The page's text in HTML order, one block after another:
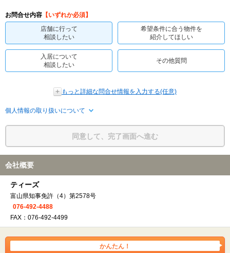
お問合せ内容 【いずれか必須】
店舗に行って
相談したい
希望条件に合う物件を
紹介してほしい
入居について
相談したい
その他質問
もっと詳細な問合せ情報を入力する(任意)
個人情報の取り扱いについて
同意して、完了画面へ進む
会社概要
ティーズ
富山県知事免許（4）第2578号
076-492-4488
FAX：076-492-4499
かんたん！